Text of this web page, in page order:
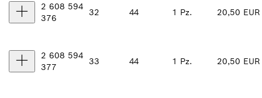
2 608 594
376
32 44 1 Pz. 20,50 EUR
2 608 594
377
33 44 1 Pz. 20,50 EUR